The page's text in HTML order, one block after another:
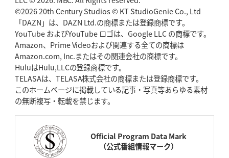
アントワーヌ・
ブリザール
おおや まさき
©2026 20th Century Studios © KT StudioGenie Co., Ltd
「DAZN」は、DAZN Ltd.の商標または登録商標です。
YouTube およびYouTube ロゴは、Google LLC の商標です。
Amazon、Prime Videoおよび関連する全ての商標は
Amazon.com, Inc.またはその関連会社の商標です。
HuluはHulu,LLCの登録商標です。
TELASAは、TELASA株式会社の商標または登録商標です。
このホームページに掲載している記事・写真等あらゆる素材
の無断複写・転載を禁じます。
Official Program Data Mark
（公式番組情報マーク）